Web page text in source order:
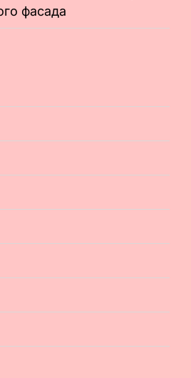
фасада